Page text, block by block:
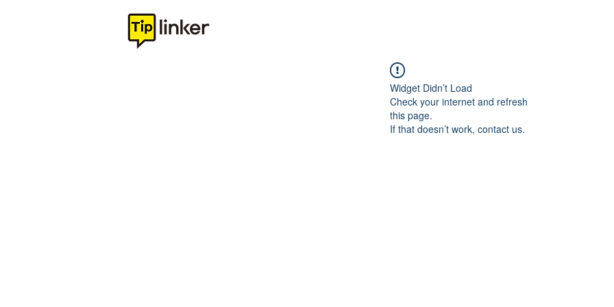
Widget Didn’t Load
Check your internet and refresh
this page.
If that doesn’t work, contact us.